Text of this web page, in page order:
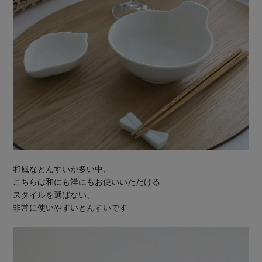
和風なとんすいが多い中、
こちらは和にも洋にもお使いいただける
スタイルを選ばない、
非常に使いやすいとんすいです